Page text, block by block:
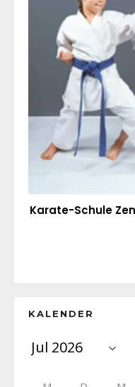
Karate-Schule
KALENDER